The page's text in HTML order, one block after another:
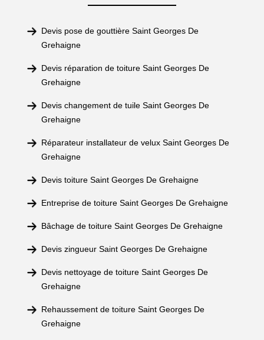
Devis pose de gouttière Saint Georges De
Grehaigne
Devis réparation de toiture Saint Georges De
Grehaigne
Devis changement de tuile Saint Georges De
Grehaigne
Réparateur installateur de velux Saint Georges De
Grehaigne
Devis toiture Saint Georges De Grehaigne
Entreprise de toiture Saint Georges De Grehaigne
Bâchage de toiture Saint Georges De Grehaigne
Devis zingueur Saint Georges De Grehaigne
Devis nettoyage de toiture Saint Georges De
Grehaigne
Rehaussement de toiture Saint Georges De
Grehaigne